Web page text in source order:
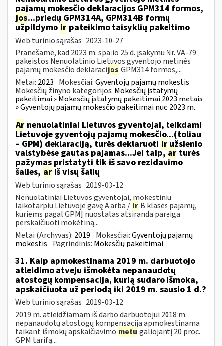
pajamų mokesčio deklaracijos GPM314 formos,
jos...priedų GPM314A, GPM314B formų
užpildymo ir pateikimo taisyklių pakeitimo
Web turinio sąrašas 2023-10-27
Pranešame, kad 2023 m. spalio 25 d. įsakymu Nr. VA-79
pakeistos Nenuolatinio Lietuvos gyventojo metinės
pajamų mokesčio deklaracijos GPM314 formos,...
Metai: 2023 Mokesčiai:Gyventojų pajamų mokestis
Mokesčių žinyno kategorijos: Mokesčių įstatymų
pakeitimai » Mokesčių įstatymų pakeitimai 2023 metais
» Gyventojų pajamų mokesčio pakeitimai nuo 2023 m.
Ar nenuolatiniai Lietuvos gyventojai, teikdami
Lietuvoje gyventojų pajamų mokesčio...(toliau
– GPM) deklaraciją, turės deklaruoti ir užsienio
valstybėse gautas pajamas...Jei taip,ar turės
pažymas pristatyti tik iš savo rezidavimo
šalies, ar iš visų šalių
Web turinio sąrašas 2019-03-12
Nenuolatiniai Lietuvos gyventojai, mokestiniu
laikotarpiu Lietuvoje gavę A arba / ir B klasės pajamų,
kuriems pagal GPMĮ nuostatas atsiranda pareiga
perskaičiuoti mokėtiną...
Metai (Archyvas): 2019 Mokesčiai:Gyventojų pajamų
mokestis Pagrindinis: Mokesčių pakeitimai
31. Kaip apmokestinama 2019 m. darbuotojo
atleidimo atveju išmokėta nepanaudotų
atostogų kompensacija, kurią sudaro išmoka,
apskaičiuota už periodą iki 2019 m. sausio 1 d.?
Web turinio sąrašas 2019-03-12
2019 m. atleidžiamam iš darbo darbuotojui 2018 m.
nepanaudotų atostogų kompensacija apmokestinama
taikant išmokų apskaičiavimo metu galiojantį 20 proc.
GPM tarifą....